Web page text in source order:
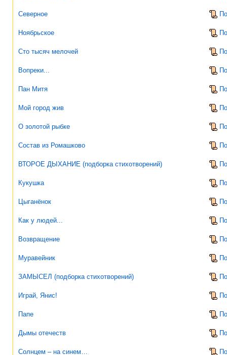
Северное
Ноябрьское
Сто тысяч мелочей
Вопреки...
Пан Митя
Мой город жив
О золотой рыбке
Состав из Ромашково
ВТОРОЕ ДЫХАНИЕ (подборка стихотворений)
Кукушка
Цыганёнок
Как у людей...
Возвращение
Муравейник
ЗАМЫСЕЛ (подборка стихотворений)
Играй, Янис!
Папе
Дымы отечеств
Солнцем – на синем…